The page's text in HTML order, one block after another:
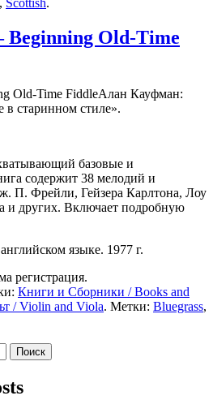
Old-Time
Алан Кауфман:
старинном стиле».
базовые и
содержит 38 мелодий и
П. Фрейли, Гейзера Карлтона, Лоу
и других. Включает подробную
языке. 1977 г.
регистрация.
Книги и Сборники / Books and
/ Violin and Viola. Метки: Bluegrass,